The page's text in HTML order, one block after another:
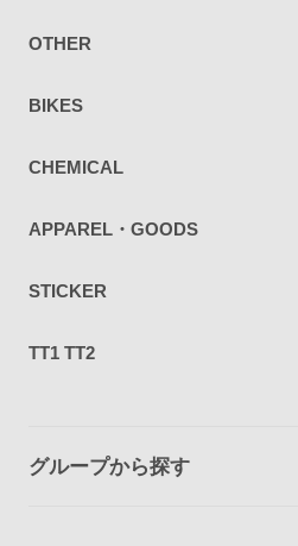
OTHER
BIKES
CHEMICAL
APPAREL・GOODS
STICKER
TT1 TT2
グループから探す